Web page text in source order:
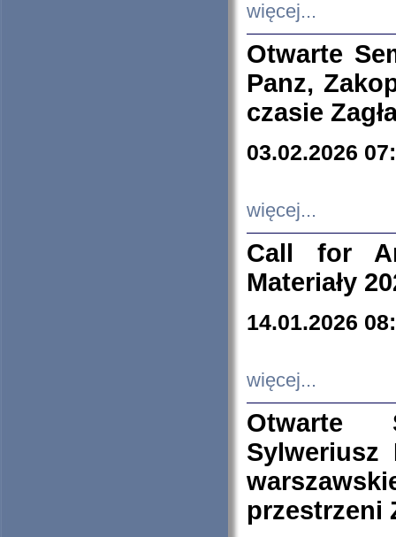
więcej...
Otwarte
Panz,
czasie
03.02.2026
więcej...
Call for
Materiały
14.01.2026
więcej...
Otwarte
Sylweriusz
przestrzeni